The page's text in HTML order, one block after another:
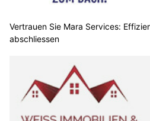
Vertrauen Sie Mara Services:
abschliessen